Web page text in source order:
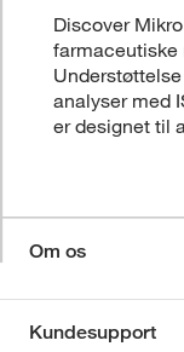
Discover
farmaceutiske
analyser med
er designet til
Om os
Kundesupport